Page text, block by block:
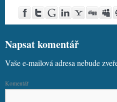
Post
Facebook
Share
Twitter
GoogleShare
LinkedIn
Yahoo!
Digg
Napsat komentář
Vaše e-mailová adresa nebude
Komentář